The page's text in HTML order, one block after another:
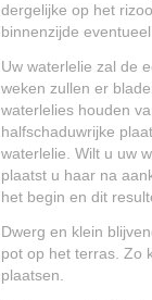
dergelijke op het
binnenzijde
Uw waterlelie zal de
weken zullen er
waterlelies houden
halfschaduwrijke
waterlelie. Wilt u uw
plaatst u haar na
het begin en dit
Dwerg en klein
pot op het terras. Zo
plaatsen.